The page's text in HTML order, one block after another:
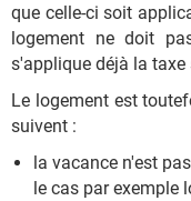
que celle-ci soit
logement ne doit
s'applique déjà la
Le logement est
suivent :
la vacance n'est
le cas par exemple